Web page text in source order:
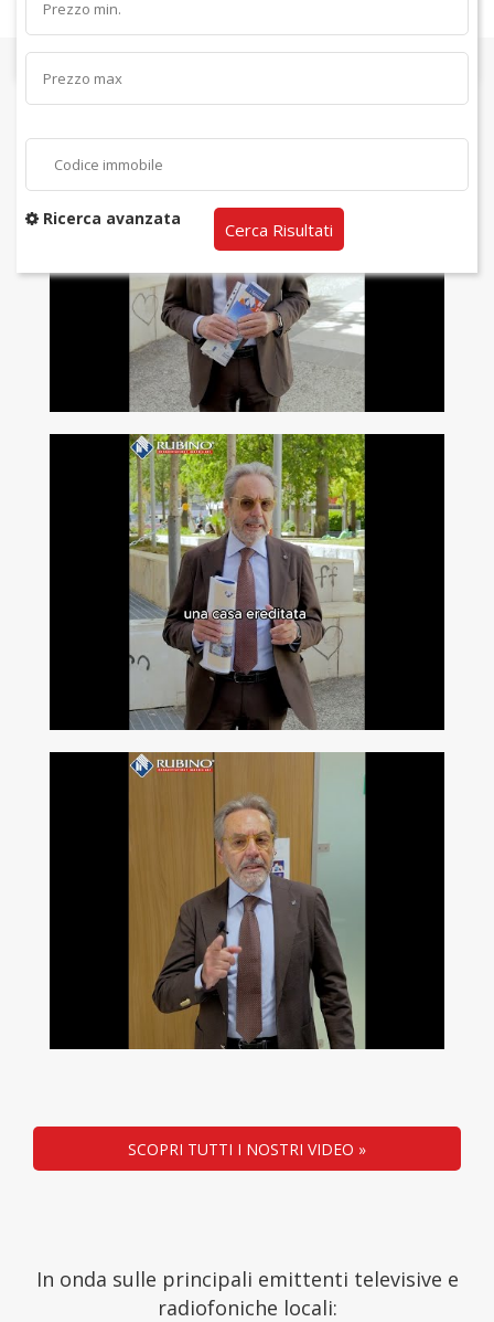
Ricerca avanzata
Cerca Risultati
GUARDA I NOSTRI VIDEO
SCOPRI TUTTI I NOSTRI VIDEO »
In onda sulle principali emittenti televisive e
radiofoniche locali: